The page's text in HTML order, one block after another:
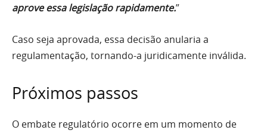
aprove essa legislação rapidamente.”
Caso seja aprovada, essa decisão anularia a
regulamentação, tornando-a juridicamente inválida.
Próximos passos
O embate regulatório ocorre em um momento de